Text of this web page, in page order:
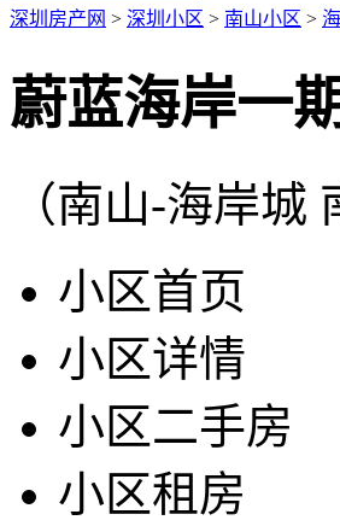
深圳房产网 > 深圳小区 > 南山小区 >
蔚蓝海岸一
（南山-海岸
小区首页
小区详情
小区二手房
小区租房